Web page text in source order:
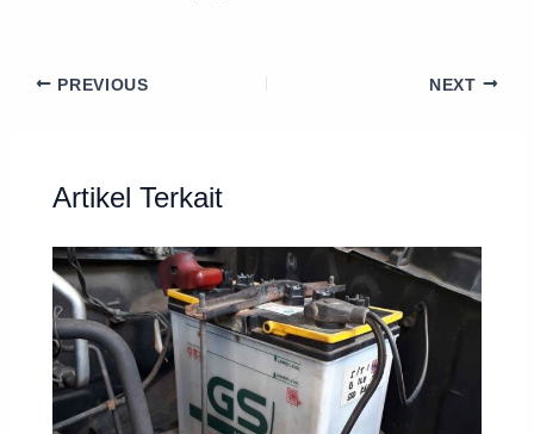
PREVIOUS NEXT
Artikel Terkait